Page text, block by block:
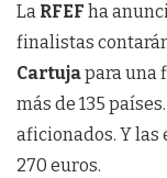
La RFEF ha
finalistas
Cartujapara una
más de 135
aficionados. Y las
270 euros.